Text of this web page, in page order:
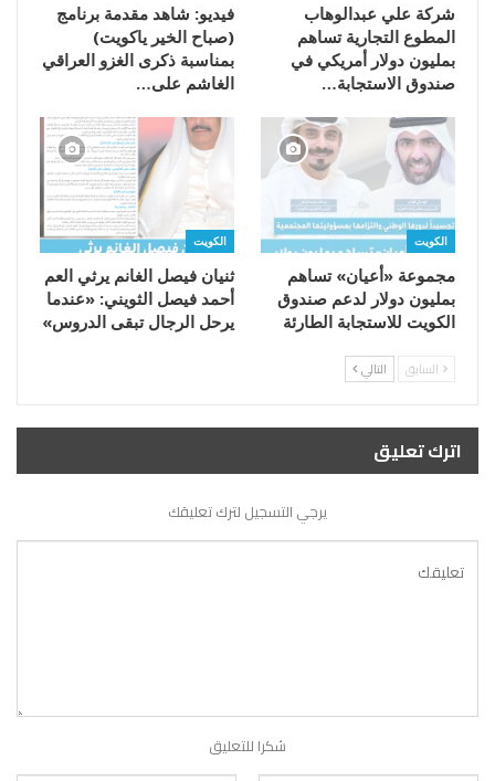
شركة علي عبدالوهاب
المطوع التجارية تساهم
بمليون دولار أمريكي في
صندوق الاستجابة…
فيديو: شاهد مقدمة برنامج
(صباح الخير ياكويت)
بمناسبة ذكرى الغزو العراقي
الغاشم على…
الكويت
مجموعة «أعيان» تساهم
بمليون دولار لدعم صندوق
الكويت للاستجابة الطارئة
الكويت
ثنيان فيصل الغانم يرثي العم
أحمد فيصل الثويني: «عندما
يرحل الرجال تبقى الدروس»
السابق التالي
اترك تعليق
يرجي التسجيل لترك تعليقك
شكرا للتعليق